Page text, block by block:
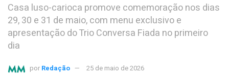
Casa luso-carioca promove comemoração nos dias
29, 30 e 31 de maio, com menu exclusivo e
apresentação do Trio Conversa Fiada no primeiro
dia
por Redação 25 de maio de 2026